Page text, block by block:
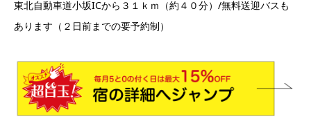
東北自動車道小坂ICから３１ｋｍ（約４０分）/無料送迎バスも
あります（２日前までの要予約制）